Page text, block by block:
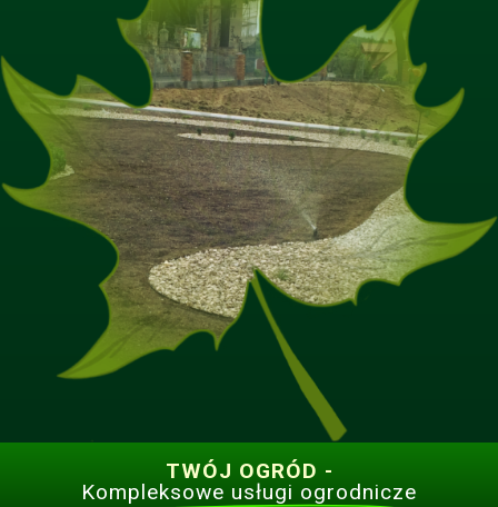
TWÓJ OGRÓD -
Kompleksowe usługi ogrodnicze